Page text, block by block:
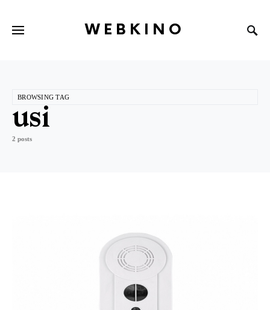
WEBKINO
BROWSING TAG
usi
2 posts